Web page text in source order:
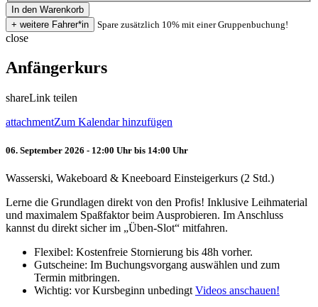
Spare zusätzlich 10% mit einer Gruppenbuchung!
close
Anfängerkurs
shareLink teilen
attachmentZum Kalendar hinzufügen
06. September 2026 - 12:00 Uhr bis 14:00 Uhr
Wasserski, Wakeboard & Kneeboard Einsteigerkurs (2 Std.)
Lerne die Grundlagen direkt von den Profis! Inklusive Leihmaterial
und maximalem Spaßfaktor beim Ausprobieren. Im Anschluss
kannst du direkt sicher im „Üben-Slot“ mitfahren.
Flexibel: Kostenfreie Stornierung bis 48h vorher.
Gutscheine: Im Buchungsvorgang auswählen und zum
Termin mitbringen.
Wichtig: vor Kursbeginn unbedingt Videos anschauen!